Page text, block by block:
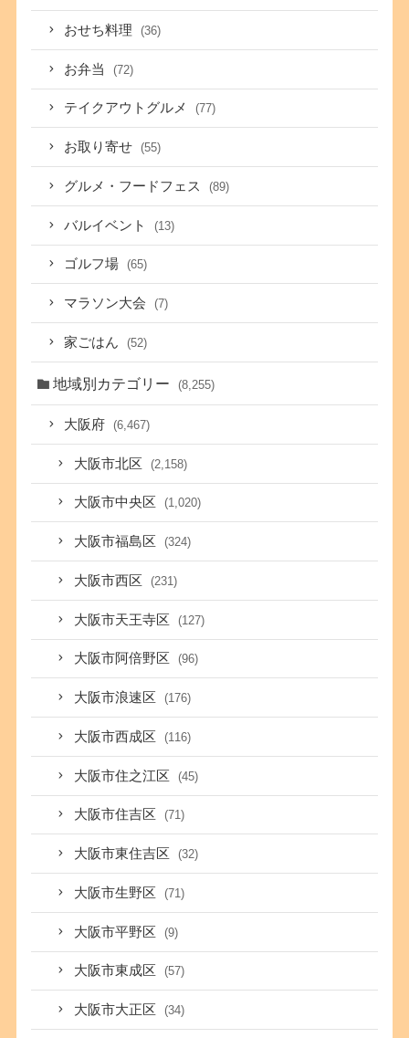
おせち料理 (36)
お弁当 (72)
テイクアウトグルメ (77)
お取り寄せ (55)
グルメ・フードフェス (89)
バルイベント (13)
ゴルフ場 (65)
マラソン大会 (7)
家ごはん (52)
地域別カテゴリー (8,255)
大阪府 (6,467)
大阪市北区 (2,158)
大阪市中央区 (1,020)
大阪市福島区 (324)
大阪市西区 (231)
大阪市天王寺区 (127)
大阪市阿倍野区 (96)
大阪市浪速区 (176)
大阪市西成区 (116)
大阪市住之江区 (45)
大阪市住吉区 (71)
大阪市東住吉区 (32)
大阪市生野区 (71)
大阪市平野区 (9)
大阪市東成区 (57)
大阪市大正区 (34)